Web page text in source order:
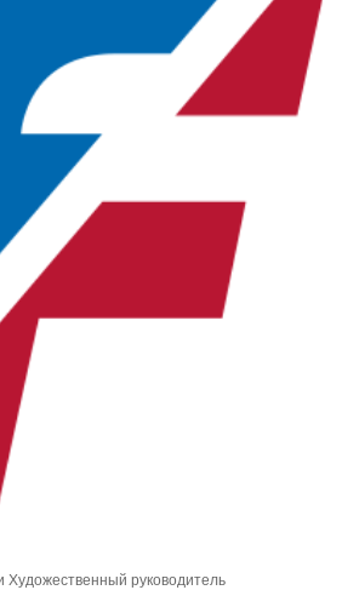
округ (3)
(1)
руководитель